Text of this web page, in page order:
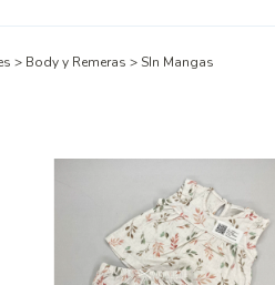
> Body y Remeras >SIn Mangas